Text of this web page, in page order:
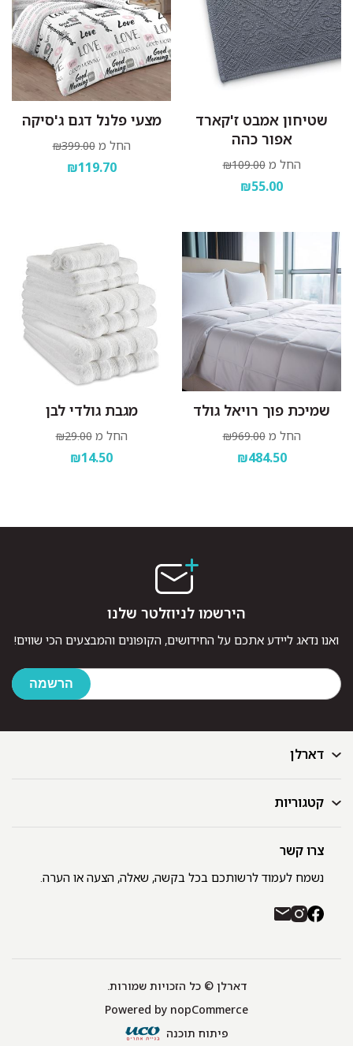
שטיחון אמבט ז'קארד
אפור כהה
החל מ ₪109.00
₪55.00
מצעי פלנל דגם ג'סיקה
החל מ ₪399.00
₪119.70
שמיכת פוך רויאל גולד
החל מ ₪969.00
₪484.50
מגבת גולדי לבן
החל מ ₪29.00
₪14.50
דארלן
דף הבית
GIFT CARD
רשימת חנויות
משלוחים והחזרות
קטגוריות
מצעים
מגבות
כיסויי מיטה
צרו קשר
נשמח לעמוד לרשותכם בכל בקשה, שאלה, הצעה או הערה.
הירשמו לניוזלטר שלנו
ואנו נדאג ליידע אתכם על החידושים, הקופונים והמבצעים הכי שווים!
דארלן © כל הזכויות שמורות.
Powered by nopCommerce
פיתוח תוכנה